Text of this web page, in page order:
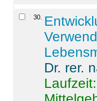
30.
Dr. rer.